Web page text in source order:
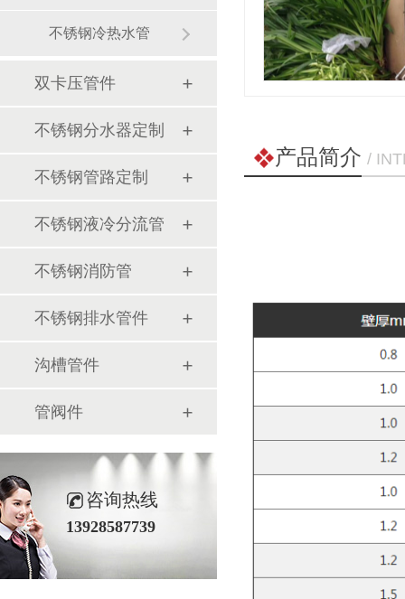
不锈钢冷热水管
双卡压管件
不锈钢分水器定制
不锈钢管路定制
不锈钢液冷分流管
不锈钢消防管
不锈钢排水管件
沟槽管件
管阀件
咨询热线
13928587739
产品简介 /